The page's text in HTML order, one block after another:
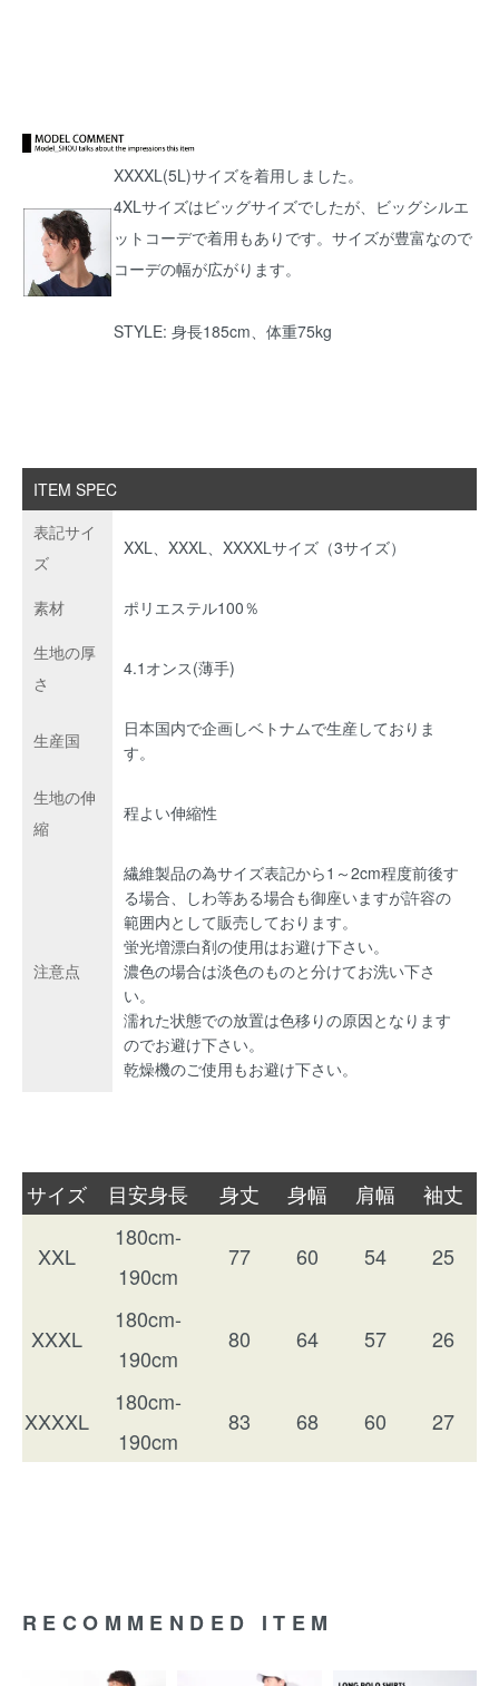
XXXXL(5L)サイズを着用しました。
4XLサイズはビッグサイズでしたが、ビッグシルエ
ットコーデで着用もありです。サイズが豊富なので
コーデの幅が広がります。
STYLE: 身長185cm、体重75kg
ITEM SPEC
表記サイ
ズ
XXL、XXXL、XXXXLサイズ（3サイズ）
素材
ポリエステル100％
生地の厚
さ
4.1オンス(薄手)
生産国
日本国内で企画しベトナムで生産しておりま
す。
生地の伸
縮
程よい伸縮性
注意点
繊維製品の為サイズ表記から1～2cm程度前後す
る場合、しわ等ある場合も御座いますが許容の
範囲内として販売しております。
蛍光増漂白剤の使用はお避け下さい。
濃色の場合は淡色のものと分けてお洗い下さ
い。
濡れた状態での放置は色移りの原因となります
のでお避け下さい。
乾燥機のご使用もお避け下さい。
サイズ 目安身長 身丈 身幅 肩幅 袖丈
XXL
180cm-
190cm
77 60 54 25
XXXL
180cm-
190cm
80 64 57 26
XXXXL
180cm-
190cm
83 68 60 27
RECOMMENDED ITEM